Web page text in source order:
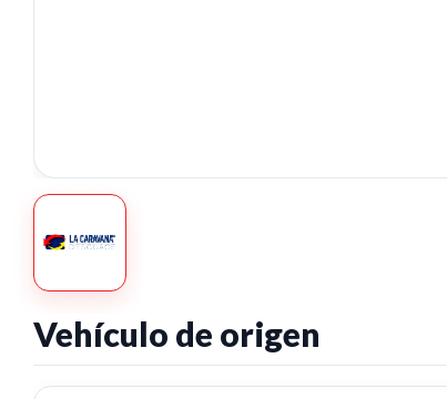
Vehículo de origen